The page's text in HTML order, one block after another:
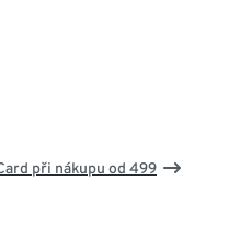
při nákupu od 499